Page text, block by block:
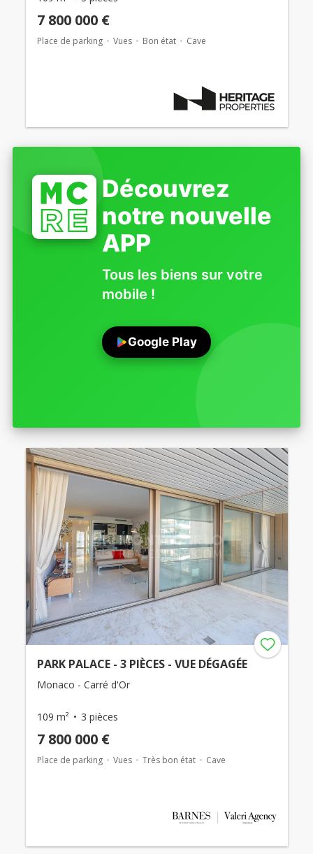
7 800 000 €
Place de parking Vues Bon état Cave
Découvrez
notre nouvelle
APP
Tous les biens sur votre
mobile !
Google Play
PARK PALACE - 3 PIÈCES - VUE DÉGAGÉE
Monaco - Carré d'Or
109 m² 3 pièces
7 800 000 €
Place de parking Vues Très bon état Cave